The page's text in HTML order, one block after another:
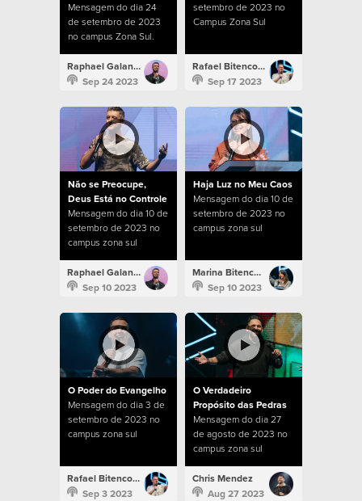
Mensagem do dia 24
de setembro de 2023
no campus Zona Sul.
Raphael Galante
Sep 24 2023
setembro de 2023 no
Campus Zona Sul
Rafael Bitencourt
Sep 17 2023
Não se Preocupe,
Deus Está no Controle
Mensagem do dia 10 de
setembro de 2023 no
campus zona sul
Raphael Galante
Sep 10 2023
Haja Luz no Meu Caos
Mensagem do dia 10 de
setembro de 2023 no
campus zona sul
Marina Bitencourt
Sep 10 2023
O Poder do Evangelho
Mensagem do dia 3 de
setembro de 2023 no
campus zona sul
Rafael Bitencourt
Sep 3 2023
O Verdadeiro
Propósito das Pedras
Mensagem do dia 27
de agosto de 2023 no
campus zona sul
Chris Mendez
Aug 27 2023